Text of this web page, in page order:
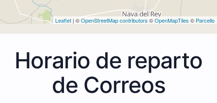
Leaflet | ©OpenStreetMap contributors ©OpenMapTiles © Parcello
Horario de reparto
de Correos